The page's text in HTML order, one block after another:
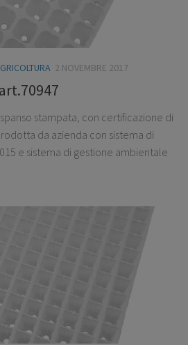
2 NOVEMBRE 2017
stampata, con certificazione di
da azienda con sistema di
e sistema di gestione ambientale